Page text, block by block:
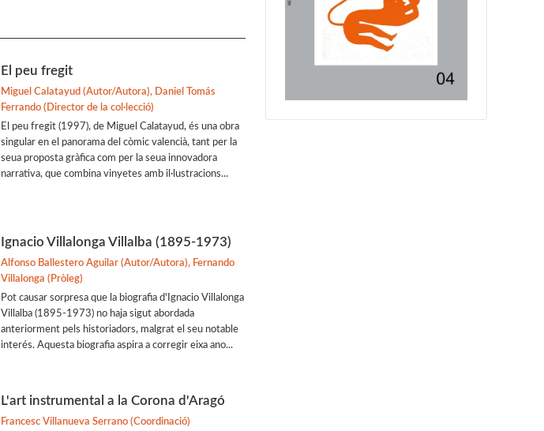
El peu fregit
Miguel Calatayud (Autor/Autora), Daniel Tomás
Ferrando (Director de la col·lecció)
El peu fregit (1997), de Miguel Calatayud, és una obra
singular en el panorama del còmic valencià, tant per la
seua proposta gràfica com per la seua innovadora
narrativa, que combina vinyetes amb il·lustracions...
Ignacio Villalonga Villalba (1895-1973)
Alfonso Ballestero Aguilar (Autor/Autora), Fernando
Villalonga (Pròleg)
Pot causar sorpresa que la biografia d'Ignacio Villalonga
Villalba (1895-1973) no haja sigut abordada
anteriorment pels historiadors, malgrat el seu notable
interés. Aquesta biografia aspira a corregir eixa ano...
L'art instrumental a la Corona d'Aragó
Francesc Villanueva Serrano (Coordinació)